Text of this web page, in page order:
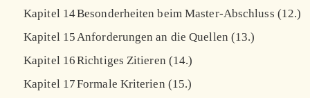
Kapitel 14Besonderheiten beim Master-Abschluss (12.)
Kapitel 15Anforderungen an die Quellen (13.)
Kapitel 16Richtiges Zitieren (14.)
Kapitel 17Formale Kriterien (15.)